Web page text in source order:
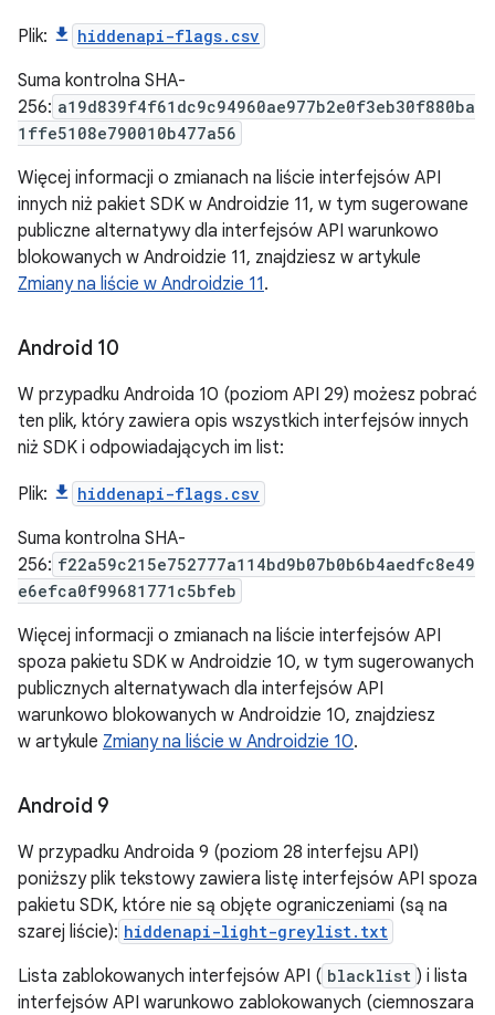
Plik: hiddenapi-flags.csv
Suma kontrolna SHA-
256: a19d839f4f61dc9c94960ae977b2e0f3eb30f880ba
1ffe5108e790010b477a56
Więcej informacji o zmianach na liście interfejsów API
innych niż pakiet SDK w Androidzie 11, w tym sugerowane
publiczne alternatywy dla interfejsów API warunkowo
blokowanych w Androidzie 11, znajdziesz w artykule
Zmiany na liście w Androidzie 11.
Android 10
W przypadku Androida 10 (poziom API 29) możesz pobrać
ten plik, który zawiera opis wszystkich interfejsów innych
niż SDK i odpowiadających im list:
Plik: hiddenapi-flags.csv
Suma kontrolna SHA-
256: f22a59c215e752777a114bd9b07b0b6b4aedfc8e49
e6efca0f99681771c5bfeb
Więcej informacji o zmianach na liście interfejsów API
spoza pakietu SDK w Androidzie 10, w tym sugerowanych
publicznych alternatywach dla interfejsów API
warunkowo blokowanych w Androidzie 10, znajdziesz
w artykule Zmiany na liście w Androidzie 10.
Android 9
W przypadku Androida 9 (poziom 28 interfejsu API)
poniższy plik tekstowy zawiera listę interfejsów API spoza
pakietu SDK, które nie są objęte ograniczeniami (są na
szarej liście): hiddenapi-light-greylist.txt
Lista zablokowanych interfejsów API ( blacklist ) i lista
interfejsów API warunkowo zablokowanych (ciemnoszara